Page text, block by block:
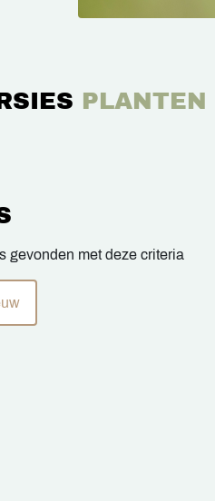
PLANTEN
gevonden met deze criteria